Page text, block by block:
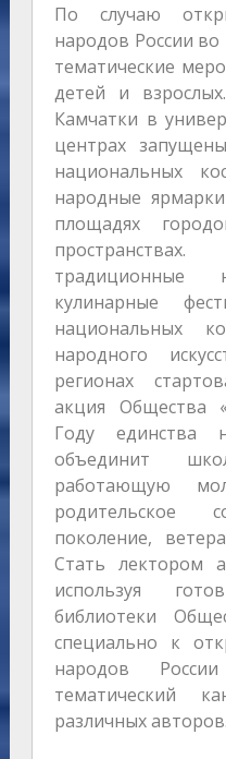
По случаю
народов России во
тематические
детей и
Камчатки в
центрах
национальных
народные
площадях
традиционные
кулинарные
национальных
народного
регионах
акция Общества
Году единства
объединит
работающую
родительское
поколение,
Стать лектором
используя
библиотеки
специально к
народов
тематический
различных авторов.